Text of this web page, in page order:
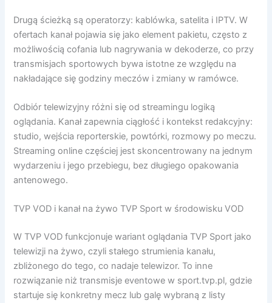
Drugą ścieżką są operatorzy: kablówka, satelita i IPTV. W
ofertach kanał pojawia się jako element pakietu, często z
możliwością cofania lub nagrywania w dekoderze, co przy
transmisjach sportowych bywa istotne ze względu na
nakładające się godziny meczów i zmiany w ramówce.
Odbiór telewizyjny różni się od streamingu logiką
oglądania. Kanał zapewnia ciągłość i kontekst redakcyjny:
studio, wejścia reporterskie, powtórki, rozmowy po meczu.
Streaming online częściej jest skoncentrowany na jednym
wydarzeniu i jego przebiegu, bez długiego opakowania
antenowego.
TVP VOD i kanał na żywo TVP Sport w środowisku VOD
W TVP VOD funkcjonuje wariant oglądania TVP Sport jako
telewizji na żywo, czyli stałego strumienia kanału,
zbliżonego do tego, co nadaje telewizor. To inne
rozwiązanie niż transmisje eventowe w sport.tvp.pl, gdzie
startuje się konkretny mecz lub galę wybraną z listy